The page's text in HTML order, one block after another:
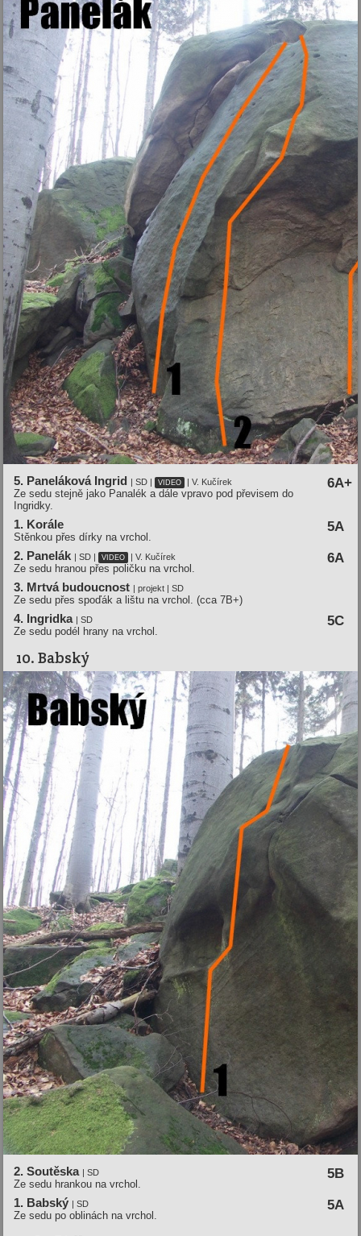
5. Paneláková Ingrid | SD | VIDEO | V. Kučírek 6A+
Ze sedu stejně jako Panalék a dále vpravo pod převisem do
Ingridky.
1. Korále 5A
Stěnkou přes dírky na vrchol.
2. Panelák | SD | VIDEO | V. Kučírek 6A
Ze sedu hranou přes poličku na vrchol.
3. Mrtvá budoucnost | projekt | SD
Ze sedu přes spoďák a lištu na vrchol. (cca 7B+)
4. Ingridka | SD 5C
Ze sedu podél hrany na vrchol.
10. Babský
2. Soutěska | SD 5B
Ze sedu hrankou na vrchol.
1. Babský | SD 5A
Ze sedu po oblinách na vrchol.